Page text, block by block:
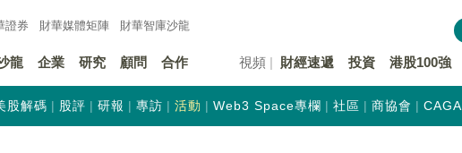
證券 財華媒體矩陣 財華智庫沙龍
龍 企業 研究 顧問 合作 視頻 財經速遞 投資 港股100強
股解碼 股評 研報 專訪 活動 Web3 Space專欄 社區 商協會 CAGA